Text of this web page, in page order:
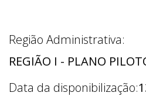
Região Administrativa:
REGIÃO I - PLANO
Data da disponibilização: